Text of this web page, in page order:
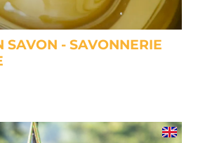
SAVON - SAVONNERIE